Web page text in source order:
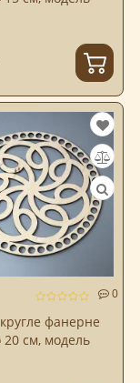
0
фанерне
20 см, модель